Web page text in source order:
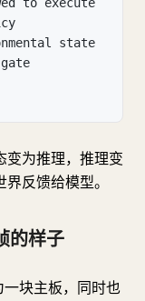
state
gate
变为推理，推理变
反馈给模型。
的样子
块主板，同时也